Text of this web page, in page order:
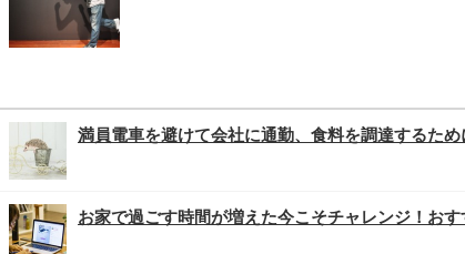
満員電車を避けて会社に通勤、食料を調達するた
お家で過ごす時間が増えた今こそチャレンジ！お